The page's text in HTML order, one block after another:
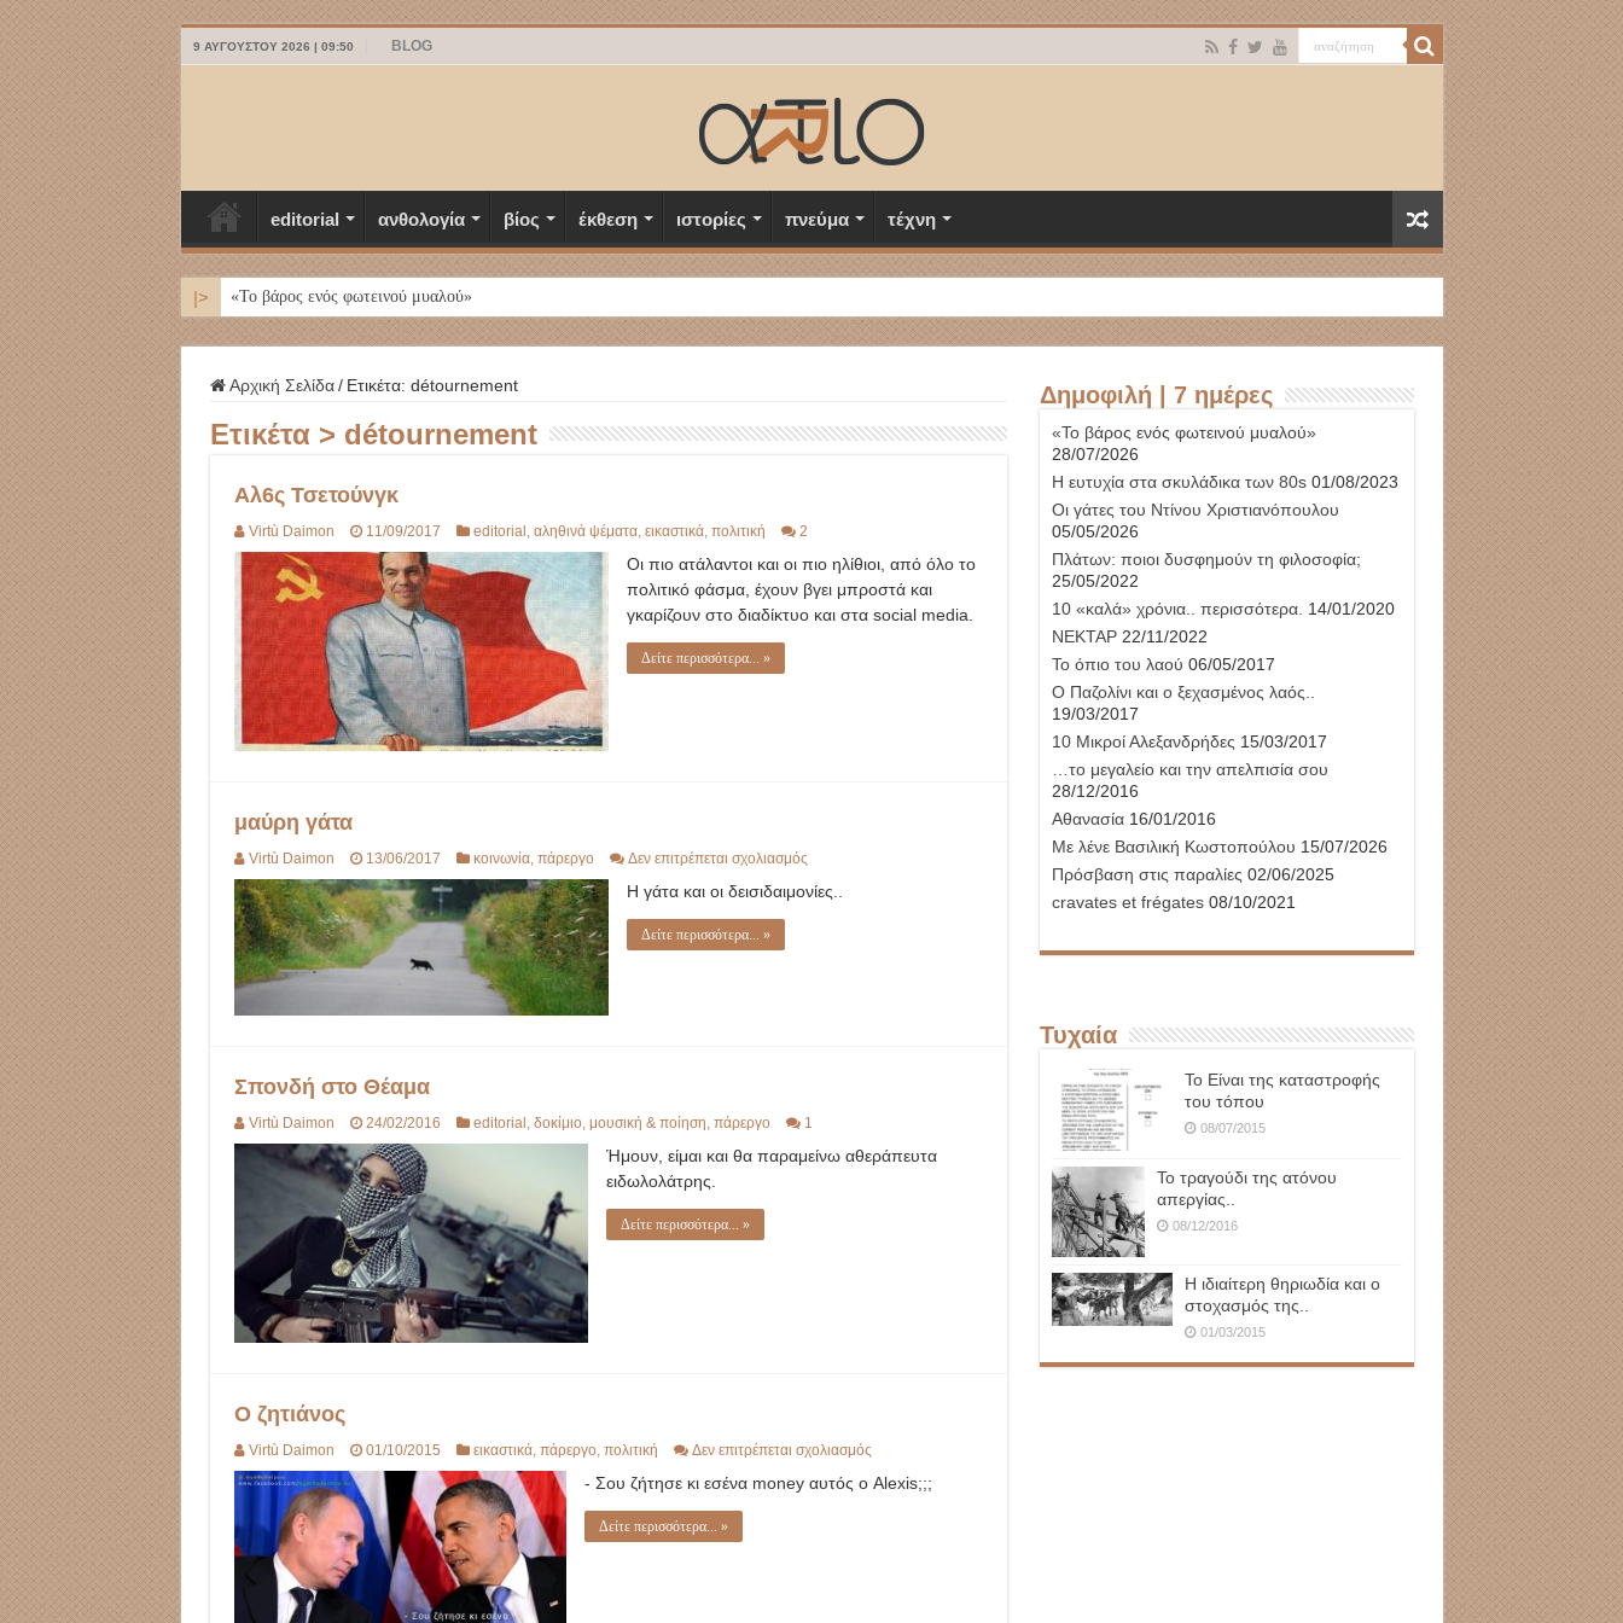
9 ΑΥΓΟΎΣΤΟΥ 2026 | 09:50 BLOG
editorial ανθολογία βίος έκθεση ιστορίες πνεύμα τέχνη
|> ΜΥΚΟΝΟΣ
Αρχική Σελίδα / Ετικέτα: détournement
Ετικέτα > détournement
Αλ6ς Τσετούνγκ
Virtù Daimon 11/09/2017 editorial αληθινά ψέματα, εικαστικά, πολιτική 2
Οι πιο ατάλαντοι και οι πιο ηλίθιοι, από όλο το
πολιτικό φάσμα, έχουν βγει μπροστά και
γκαρίζουν στο διαδίκτυο και στα social media.
Δείτε περισσότερα... »
μαύρη γάτα
Virtù Daimon 13/06/2017 κοινωνία, πάρεργο Δεν επιτρέπεται σχολιασμόςστο
γάτα
Η γάτα και οι δεισιδαιμονίες..
Δείτε περισσότερα... »
Σπονδή στο Θέαμα
Virtù Daimon 24/02/2016 editorial, δοκίμιο, μουσική & ποίηση, πάρεργο 1
Ήμουν, είμαι και θα παραμείνω αθεράπευτα
ειδωλολάτρης.
Δείτε περισσότερα... »
Ο ζητιάνος
Virtù Daimon 01/10/2015 εικαστικά, πάρεργο, πολιτική Δεν επιτρέπεται σχολιασμόςστο
ζητιάνος
- Σου ζήτησε κι εσένα money αυτός ο Alexis;;;
Δείτε περισσότερα... »
Δημοφιλή | 7 ημέρες
«Το βάρος ενός φωτεινού μυαλού»
28/07/2026
Η ευτυχία στα σκυλάδικα των 80s01/08/2023
Οι γάτες του Ντίνου Χριστιανόπουλου
05/05/2026
Πλάτων: ποιοι δυσφημούν τη φιλοσοφία;
25/05/2022
10 «καλά» χρόνια.. περισσότερα. 14/01/2020
ΝΕΚΤΑΡ22/11/2022
Το όπιο του λαού 06/05/2017
Ο Παζολίνι και ο ξεχασμένος λαός..
19/03/2017
10 Μικροί Αλεξανδρήδες 15/03/2017
…το μεγαλείο και την απελπισία σου
28/12/2016
Αθανασία16/01/2016
Με λένε Βασιλική Κωστοπούλου 15/07/2026
Πρόσβαση στις παραλίες 02/06/2025
cravates et frégates08/10/2021
Τυχαία
Το Είναι της καταστροφής
του τόπου
08/07/2015
Το τραγούδι της ατόνου
απεργίας..
08/12/2016
Η ιδιαίτερη θηριωδία και ο
στοχασμός της..
01/03/2015